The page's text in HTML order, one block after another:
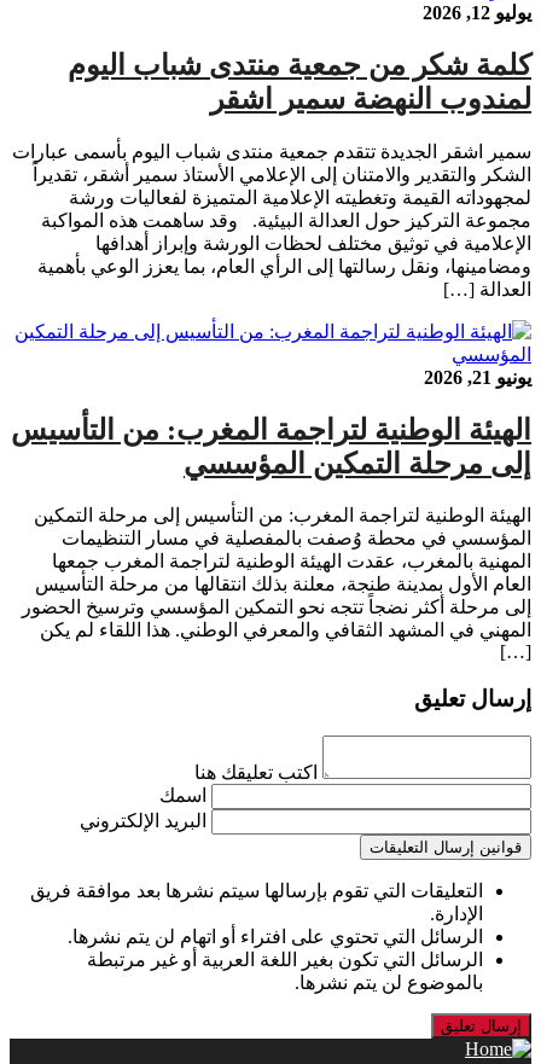
يوليو 12, 2026
كلمة شكر من جمعية منتدى شباب اليوم
لمندوب النهضة سمير اشقر
سمير اشقر الجديدة تتقدم جمعية منتدى شباب اليوم بأسمى عبارات
الشكر والتقدير والامتنان إلى الإعلامي الأستاذ سمير أشقر، تقديراً
لمجهوداته القيمة وتغطيته الإعلامية المتميزة لفعاليات ورشة
مجموعة التركيز حول العدالة البيئية. وقد ساهمت هذه المواكبة
الإعلامية في توثيق مختلف لحظات الورشة وإبراز أهدافها
ومضامينها، ونقل رسالتها إلى الرأي العام، بما يعزز الوعي بأهمية
العدالة […]
يونيو 21, 2026
الهيئة الوطنية لتراجمة المغرب: من التأسيس
إلى مرحلة التمكين المؤسسي
الهيئة الوطنية لتراجمة المغرب: من التأسيس إلى مرحلة التمكين
المؤسسي في محطة وُصفت بالمفصلية في مسار التنظيمات
المهنية بالمغرب، عقدت الهيئة الوطنية لتراجمة المغرب جمعها
العام الأول بمدينة طنجة، معلنة بذلك انتقالها من مرحلة التأسيس
إلى مرحلة أكثر نضجاً تتجه نحو التمكين المؤسسي وترسيخ الحضور
المهني في المشهد الثقافي والمعرفي الوطني. هذا اللقاء لم يكن
[…]
إرسال تعليق
اكتب تعليقك هنا
اسمك
البريد الإلكتروني
قوانين إرسال التعليقات
التعليقات التي تقوم بإرسالها سيتم نشرها بعد موافقة فريق
الإدارة.
الرسائل التي تحتوي على افتراء أو اتهام لن يتم نشرها.
الرسائل التي تكون بغير اللغة العربية أو غير مرتبطة
بالموضوع لن يتم نشرها.